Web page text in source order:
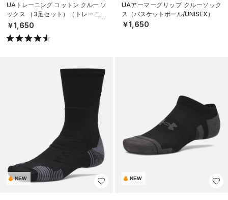
UAトレーニング コットン クルー ソ
ックス （3足セット）（トレーニン
グ/UNISEX）
￥1,650
UAアーマーグリップ クルーソック
ス（バスケットボール/UNISEX）
￥1,650
NEW NEW